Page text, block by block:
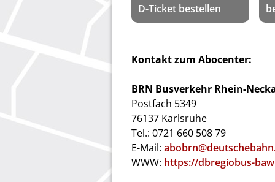
D-Ticket bestellen
Kontakt zum Abocenter:
BRN Busverkehr Rhein-
Postfach 5349
76137 Karlsruhe
Tel.: 0721 660 508 79
E-Mail:
WWW: https://dbregiobus-